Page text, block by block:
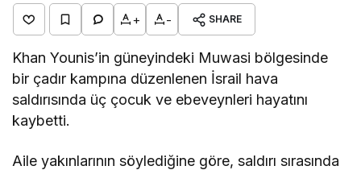
+ - SHARE
Khan Younis’in güneyindeki Muwasi bölgesinde
bir çadır kampına düzenlenen İsrail hava
saldırısında üç çocuk ve ebeveynleri hayatını
kaybetti.
Aile yakınlarının söylediğine göre, saldırı sırasında